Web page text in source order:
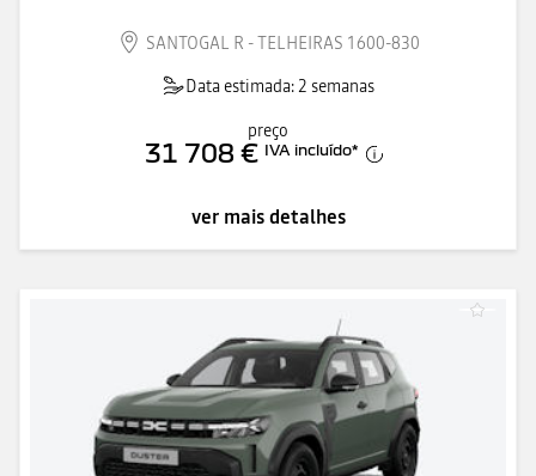
SANTOGAL R - TELHEIRAS 1600-830
Data estimada: 2 semanas
preço
31 708 € IVA incluído*
ver mais detalhes